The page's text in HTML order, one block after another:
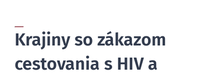
SKONTROLOVAŤ STATUS ESTA
Krajiny so zákazom
cestovania s HIV a